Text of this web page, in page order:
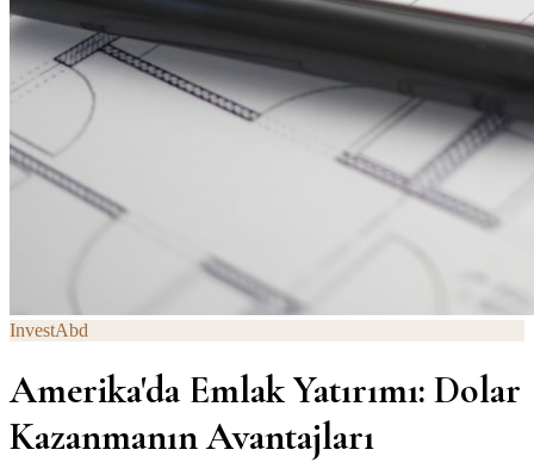
InvestAbd
Amerika'da Emlak Yatırımı: Dolar
Kazanmanın Avantajları